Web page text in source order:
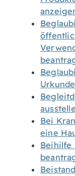
Bei
eine
Beihilfe